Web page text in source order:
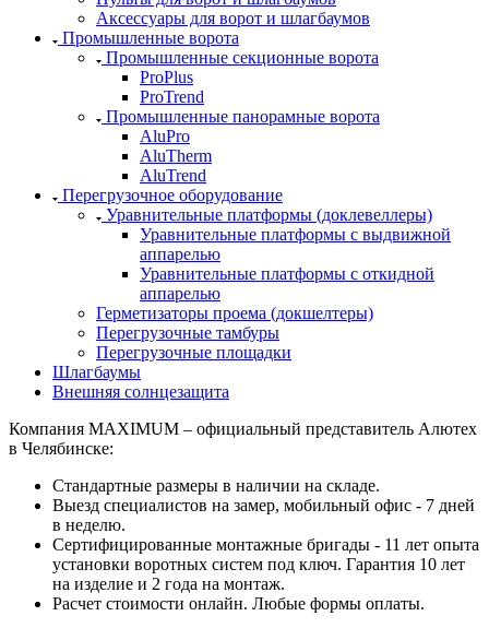
Аксессуары для ворот и шлагбаумов
Промышленные ворота
Промышленные секционные ворота
ProPlus
ProTrend
Промышленные панорамные ворота
AluPro
AluTherm
AluTrend
Перегрузочное оборудование
Уравнительные платформы (доклевеллеры)
Уравнительные платформы с выдвижной
аппарелью
Уравнительные платформы с откидной
аппарелью
Герметизаторы проема (докшелтеры)
Перегрузочные тамбуры
Перегрузочные площадки
Шлагбаумы
Внешняя солнцезащита
Компания MAXIMUM – официальный представитель Алютех
в Челябинске:
Стандартные размеры в наличии на складе.
Выезд специалистов на замер, мобильный офис - 7 дней
в неделю.
Сертифицированные монтажные бригады - 11 лет опыта
установки воротных систем под ключ. Гарантия 10 лет
на изделие и 2 года на монтаж.
Расчет стоимости онлайн. Любые формы оплаты.